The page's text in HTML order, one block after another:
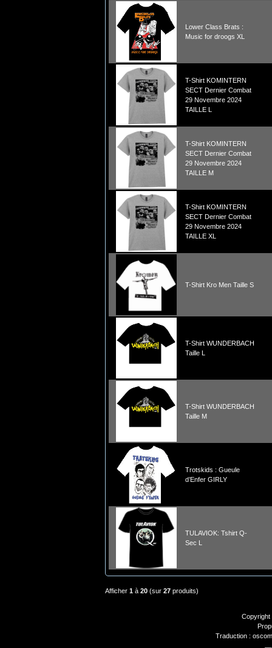
Lower Class Brats :
Music for droogs XL
T-Shirt KOMINTERN
SECT Dernier Combat
29 Novembre 2024
TAILLE L
T-Shirt KOMINTERN
SECT Dernier Combat
29 Novembre 2024
TAILLE M
T-Shirt KOMINTERN
SECT Dernier Combat
29 Novembre 2024
TAILLE XL
T-Shirt Kro Men Taille S
T-Shirt WUNDERBACH
Taille L
T-Shirt WUNDERBACH
Taille M
Trotskids : Gueule
d’Enfer GIRLY
TULAVIOK: Tshirt Q-
Sec L
Afficher1 à20 (sur27 produits)
Traduction :